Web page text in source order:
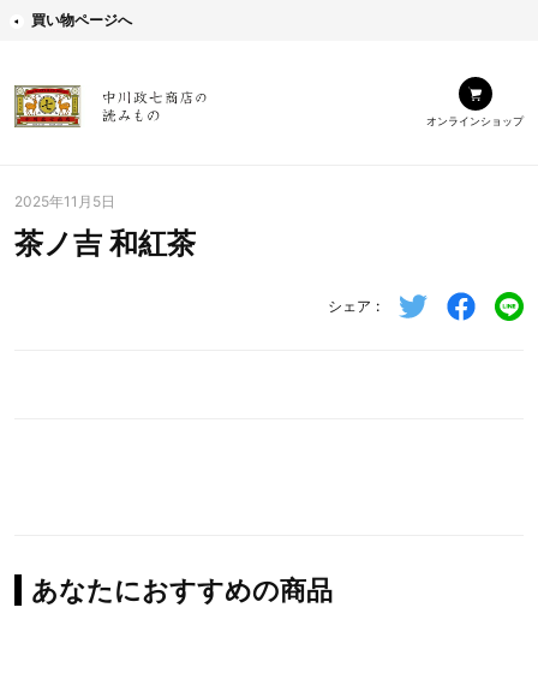
買い物ページへ
オンラインショップ
2025年11月5日
茶ノ吉 和紅茶
シェア
あなたにおすすめの商品